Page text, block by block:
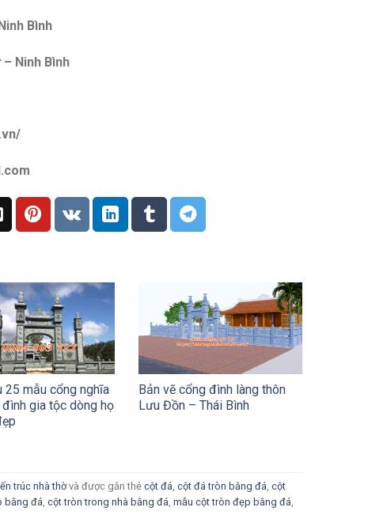
Bình
Ninh Bình
25 mẫu cổng nghĩa
gia tộc dòng họ
Bản vẽ cổng đình làng thôn
Lưu Đồn – Thái Bình
trúc nhà thờvà được gắn thẻ cột đá cột đá tròn bằng đá cột
bằng đá cột tròn trong nhà bằng đá mẫu cột tròn đẹp bằng đá